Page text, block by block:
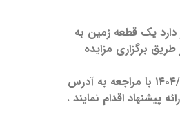
یک قطعه زمین به
طریق برگزاری مزایده
متقاضیان می توانند از تاریخ نشر این آگهی تا پایان وقت اداری روز چهارشنبه مورخ ۱۴۰۴/۰۸/۰۷ با مراجعه به آدرس
پیشنهاد اقدام نمایند .